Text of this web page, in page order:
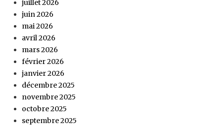
juillet 2026
juin 2026
mai 2026
avril 2026
mars 2026
février 2026
janvier 2026
décembre 2025
novembre 2025
octobre 2025
septembre 2025